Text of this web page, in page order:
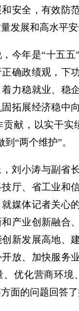
安全，有效防
发展和高水平安
今年是“十五五
确政绩观，下
力稳就业、稳
拓展经济稳中
贡献，以实干实
“两个维护”。
刘小涛与副省
厅、省工业和
媒体记者关心
产业创新融合
新发展高地、
放、加快服务
优化营商环境
面的问题回答了